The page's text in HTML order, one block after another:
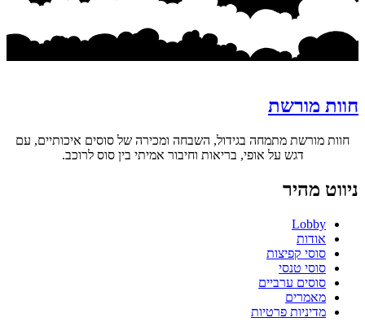
חוות מורשת
חוות מורשת מתמחה בגידול, השבחה ומכירה של סוסים איכותיים, עם
דגש על אופי, בריאות וחיבור אמיתי בין סוס לרוכב.
ניווט מהיר
Lobby
אודות
סוסי קפיצות
סוסי טנסי
סוסים ערביים
מאמרים
מדיניות פרטיות